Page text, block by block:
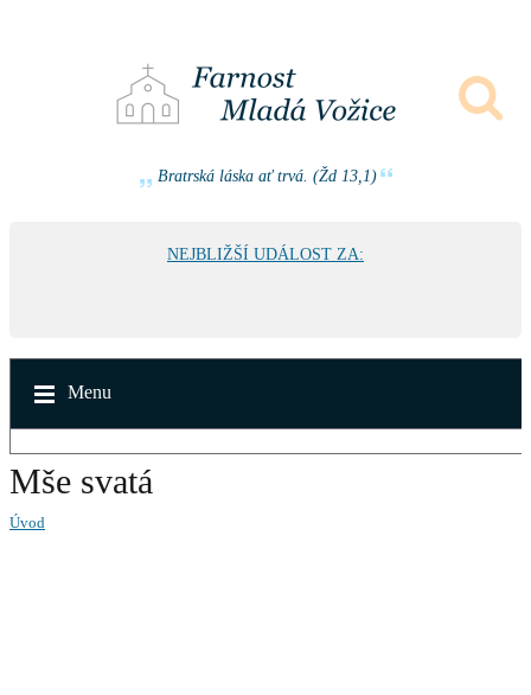
Bratrská láska ať trvá. (Žd 13,1)
NEJBLIŽŠÍ UDÁLOST ZA:
Menu
Mše svatá
Úvod